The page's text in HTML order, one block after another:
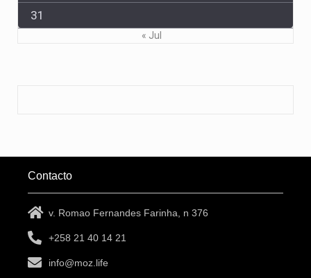
31
« Jul
Contacto
v. Romao Fernandes Farinha, n 376
+258 21 40 14 21
info@moz.life